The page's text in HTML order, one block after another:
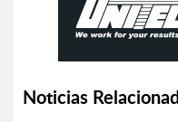
Noticias